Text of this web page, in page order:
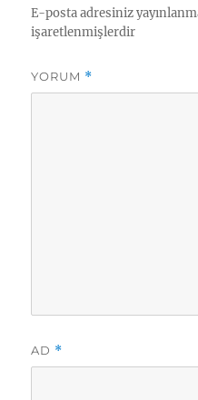
E-posta adresiniz
işaretlenmişlerdir
YORUM *
AD *